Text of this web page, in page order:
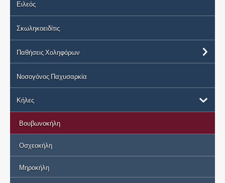
Ειλεός
Σκωληκοειδίτις
Παθήσεις Χοληφόρων
Νοσογόνος Παχυσαρκία
Κήλες
Βουβωνοκήλη
Οσχεοκήλη
Μηροκήλη